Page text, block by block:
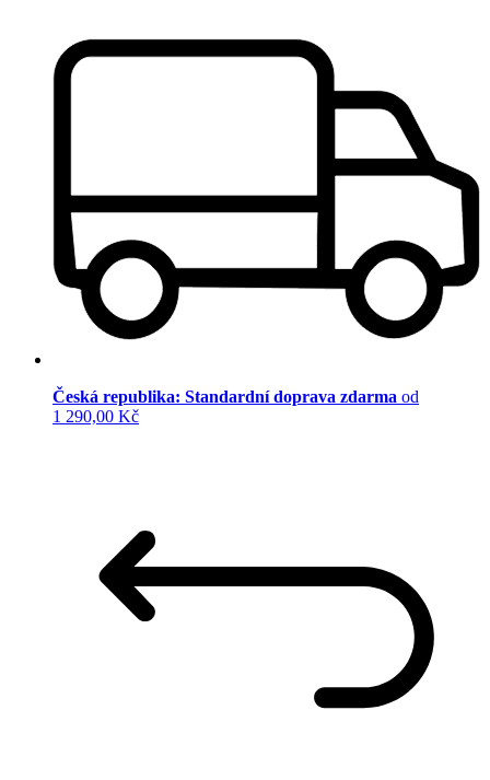
Česká republika: Standardní doprava zdarma od
1 290,00 Kč